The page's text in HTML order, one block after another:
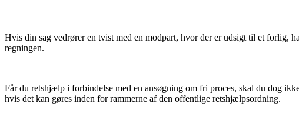
Hvis din sag vedrører en tvist med en modpart, hvor der er udsigt til et forlig,
regningen.
Får du retshjælp i forbindelse med en ansøgning om fri proces, skal du dog
hvis det kan gøres inden for rammerne af den offentlige retshjælpsordning.